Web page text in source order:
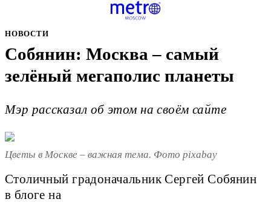
НОВОСТИ
Собянин: Москва – самый
зелёный мегаполис планеты
Мэр рассказал об этом на своём сайте
Цветы в Москве – важная тема. Фото pixabay
Столичный градоначальник Сергей Собянин
в блоге на